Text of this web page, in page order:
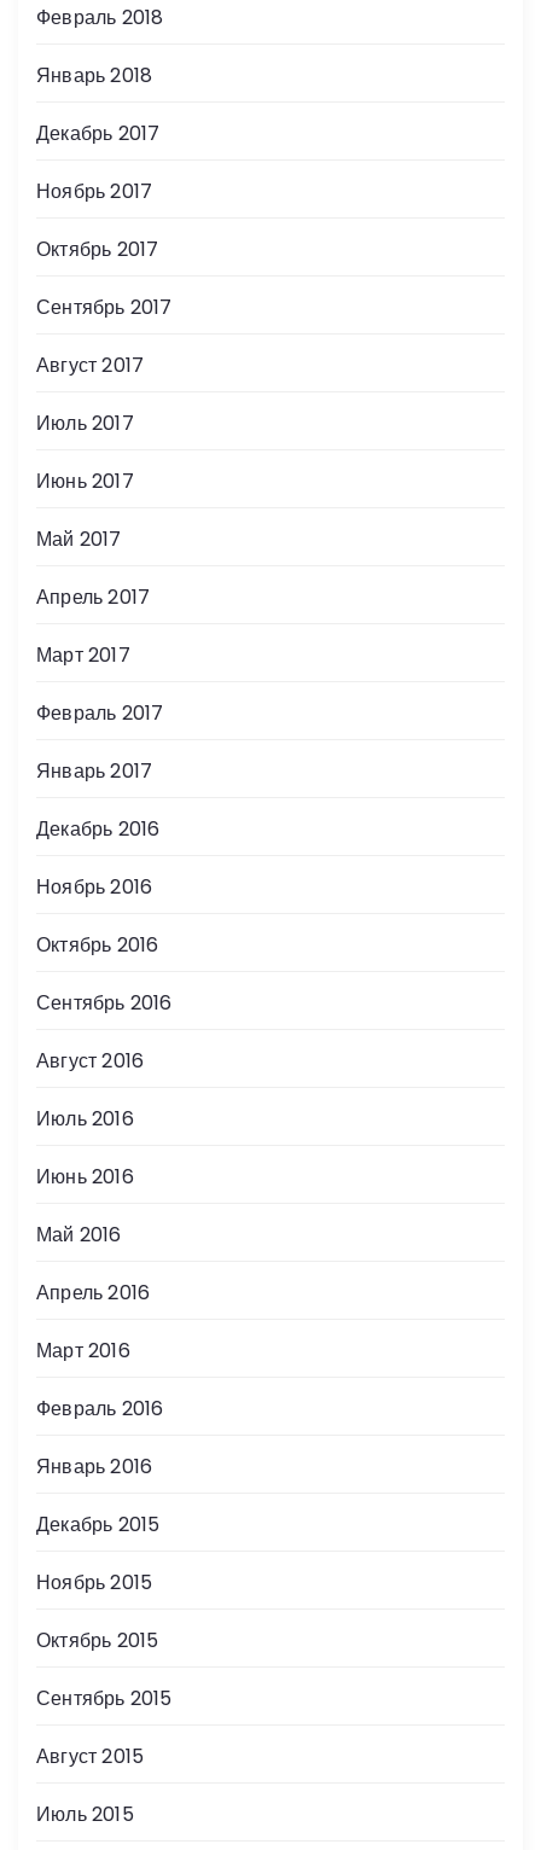
Февраль 2018
Январь 2018
Декабрь 2017
Ноябрь 2017
Октябрь 2017
Сентябрь 2017
Август 2017
Июль 2017
Июнь 2017
Май 2017
Апрель 2017
Март 2017
Февраль 2017
Январь 2017
Декабрь 2016
Ноябрь 2016
Октябрь 2016
Сентябрь 2016
Август 2016
Июль 2016
Июнь 2016
Май 2016
Апрель 2016
Март 2016
Февраль 2016
Январь 2016
Декабрь 2015
Ноябрь 2015
Октябрь 2015
Сентябрь 2015
Август 2015
Июль 2015